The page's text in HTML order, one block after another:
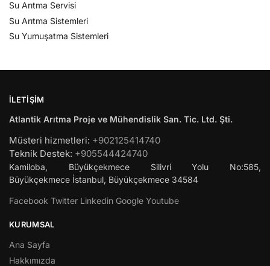
Su Arıtma Servisi
Su Arıtma Sistemleri
Su Yumuşatma Sistemleri
İLETIŞIM
Atlantik Arıtma Proje ve Mühendislik San. Tic. Ltd. Şti.
Müsteri hizmetleri: +902125414740
Teknik Destek: +905544424740
Kamiloba, Büyükçekmece Silivri Yolu No:585,
Büyükçekmece İstanbul, Büyükçekmece 34584
Facebook Twitter Linkedin Google Youtube
KURUMSAL
Ana Sayfa
Hakkımızda